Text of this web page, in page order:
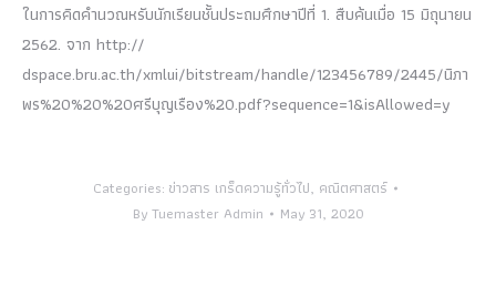
ในการคิดคำนวณหรับนักเรียนชั้นประถมศึกษาปีที่ 1. สืบค้นเมื่อ 15 มิถุนายน
2562. จาก http://
dspace.bru.ac.th/xmlui/bitstream/handle/123456789/2445/นิภา
พร%20%20%20ศรีบุญเรือง%20.pdf?sequence=1&isAllowed=y
Categories: ข่าวสาร เกร็ดความรู้ทั่วไป, คณิตศาสตร์
ByTuemaster Admin May 31, 2020